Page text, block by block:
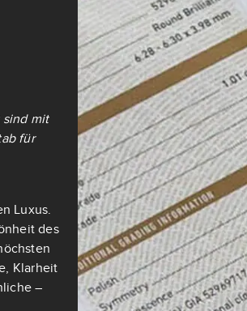
sind mit
für
Luxus.
des
Klarheit
–